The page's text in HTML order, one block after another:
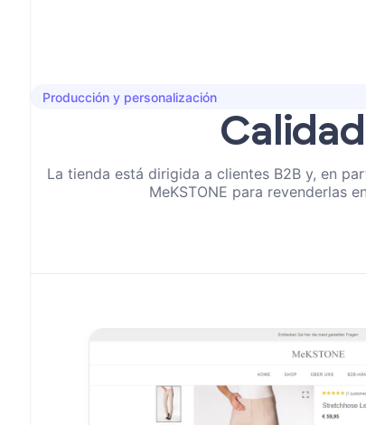
Producción y personalización
La tienda está dirigida a clientes B2B y, en
MeKSTONE para revenderlas